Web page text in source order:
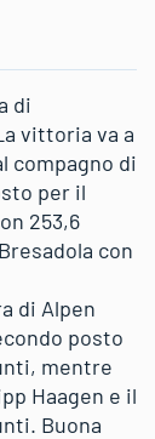
di
vittoria va a
compagno di
per il
253,6
con
di Alpen
posto
mentre
Haagen e il
Buona